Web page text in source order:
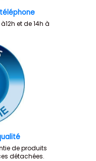
et de 14h à
de produits
détachées.